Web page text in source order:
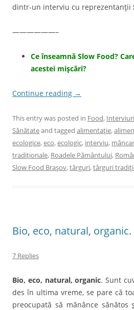
dintr-un interviu cu reprezentanţii
——————–
Ce înseamnă Slow Food?
acestei mişcări?
Continue reading →
This entry was posted in Food, Interviuri
Sănătateand tagged alimentaţie,
ecologice,eco,ecologic, interviu,
tradiţionale, Roadele Pământului,
Slow Food Braşov,târguri,târguri
Bio, eco, natural,
7 Replies
Bio, eco, natural, organic. Sunt
des în ultima vreme, se pare că
preocupată să mănânce sănătos